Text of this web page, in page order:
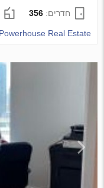
חדרים:356
Powerhouse Real Estate